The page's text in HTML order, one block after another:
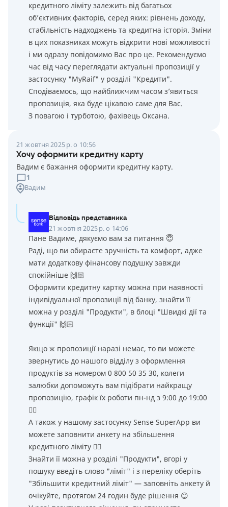
кредитного ліміту залежить від багатьох
об’єктивних факторів, серед яких: рівнень доходу,
стабільність надходжень та кредитна історія. Зміни
в цих показниках можуть відкрити нові можливості
і ми одразу повідомимо Вас про це. Рекомендуємо
час від часу переглядати актуальні пропозиції у
застосунку "MyRaif" у розділі "Кредити".
Сподіваємось, що найближчим часом з’явиться
пропозиція, яка буде цікавою саме для Вас.
З повагою і турботою, фахівець Оксана.
21 жовтня 2025 р. о 10:56
Хочу оформити кредитну карту
Вадим є бажання оформити кредитну карту.
1
Вадим
Відповідь представника
21 жовтня 2025 р. о 14:06
Пане Вадиме, дякуємо вам за питання 😇
Раді, що ви обираєте зручність та комфорт, адже
мати додаткову фінансову подушку завжди
спокійніше 🙌🏻
Оформити кредитну картку можна при наявності
індивідуальної пропозиції від банку, знайти її
можна у розділі "Продукти", в блоці "Швидкі дії та
функції" 🙌🏻
Якщо ж пропозиції наразі немає, то ви можете
звернутись до нашого відділу з оформлення
продуктів за номером 0 800 50 35 30, колеги
залюбки допоможуть вам підібрати найкращу
пропозицію, графік їх роботи пн-нд з 9:00 до 19:00
👌🏻
А також у нашому застосунку Sense SuperApp ви
можете заповнити анкету на збільшення
кредитного ліміту 👌🏻
Знайти її можна у розділі "Продукти", вгорі у
пошуку введіть слово "ліміт" і з переліку оберіть
"Збільшити кредитний ліміт" — заповніть анкету й
очікуйте, протягом 24 годин буде рішення 😊